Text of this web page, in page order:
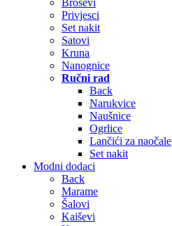
Broševi
Privjesci
Set nakit
Satovi
Kruna
Nanognice
Ručni rad
Back
Narukvice
Naušnice
Ogrlice
Lančići za naočale
Set nakit
Modni dodaci
Back
Marame
Šalovi
Kaiševi